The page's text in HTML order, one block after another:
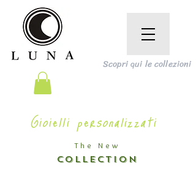
The New
COLLECTION
Scopri qui le collezioni
Gioielli personalizzati